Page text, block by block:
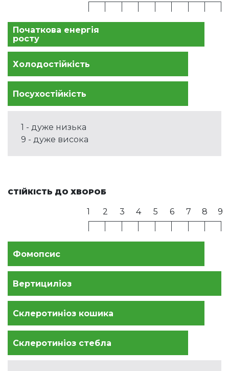
Початкова енергія
росту
Холодостійкість
Посухостійкість
1 - дуже низька
9 - дуже висока
СТІЙКІСТЬ ДО ХВОРОБ
1 2 3 4 5 6 7 8 9
Фомопсис
Вертициліоз
Склеротиніоз кошика
Склеротиніоз стебла